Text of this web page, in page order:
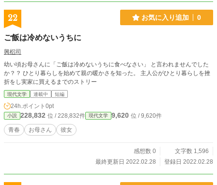
22 お気に入り追加 0
ご飯は冷めないうちに
興梠司
幼い頃お母さんに「ご飯は冷めないうちに食べなさい」 と言われませんでした
か？？ ひとり暮らしを始めて親の暖かさを知った。 主人公がひとり暮らしを挫
折をし実家に買えるまでのストリー
現代文学 連載中 短編
24h.ポイント 0pt
小説 228,832 位 / 228,832件 現代文学 9,620 位 / 9,620件
青春 お母さん 彼女
感想数 0
文字数 1,596
最終更新日 2022.02.28
登録日 2022.02.28